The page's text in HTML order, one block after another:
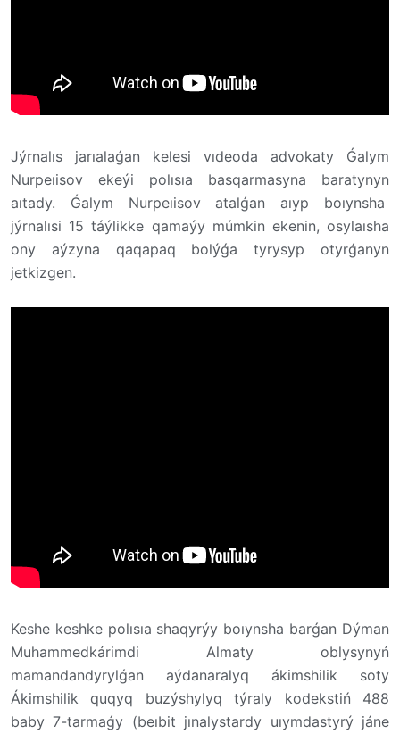
Jýrnalıs jarıalaǵan kelesi vıdeoda advokaty Ǵalym
Nurpeıisov ekeýi polısıa basqarmasyna baratynyn
aıtady. Ǵalym Nurpeıisov atalǵan aıyp boıynsha
jýrnalısi 15 táýlikke qamaýy múmkin ekenin, osylaısha
ony aýzyna qaqapaq bolýǵa tyrysyp otyrǵanyn
jetkizgen.
Keshe keshke polısıa shaqyrýy boıynsha barǵan Dýman
Muhammedkárimdi Almaty oblysynyń
mamandandyrylǵan aýdanaralyq ákimshilik soty
Ákimshilik quqyq buzýshylyq týraly kodekstiń 488
baby 7-tarmaǵy (beıbit jınalystardy uıymdastyrý jáne